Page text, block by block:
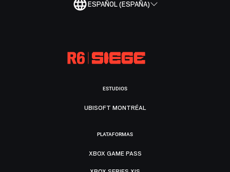
ESPAÑOL (ESPAÑA)
ESTUDIOS
UBISOFT MONTRÉAL
PLATAFORMAS
XBOX GAME PASS